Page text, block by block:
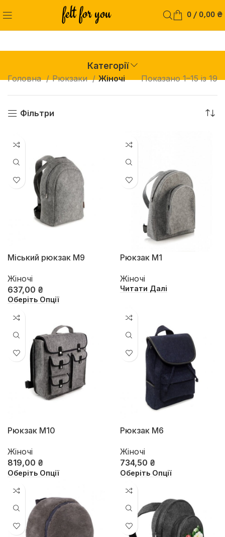
0 / 0,00 ₴
Категорії
Головна Рюкзаки Жіночі Показано 1–15 із 19
Фільтри
Міський рюкзак M9
Жіночі
637,00 ₴
Оберіть Опції
Рюкзак M1
Жіночі
Читати Далі
Рюкзак M10
Жіночі
819,00 ₴
Оберіть Опції
Рюкзак M6
Жіночі
734,50 ₴
Оберіть Опції